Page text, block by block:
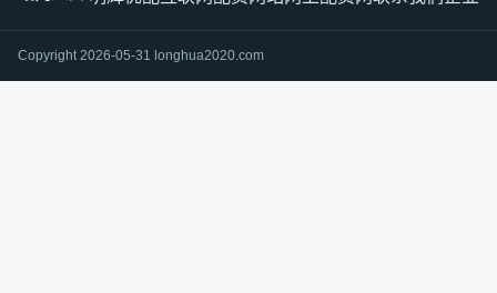
Copyright 2026-05-31 longhua2020.com